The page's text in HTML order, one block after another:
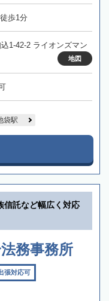
歩1分
1-42-2 ライオンズマン
地図
袋駅
信託など幅広く対応
務事務所
張対応可